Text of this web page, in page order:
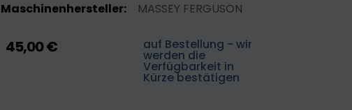
Maschinenhersteller: MASSEY FERGUSON
45,00 € auf Bestellung - wir
werden die
Verfügbarkeit in
Kürze bestätigen